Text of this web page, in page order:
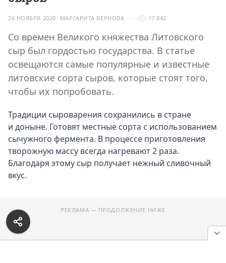
26 НОЯБРЯ 2020 МАРГАРИТА ВЕРНОВА 17 842
Со времен Великого княжества Литовского
сыр был гордостью государства. В статье
освещаются самые популярные и известные
литовские сорта сыров, которые стоят того,
чтобы их попробовать.
Традиции сыроварения сохранились в стране
и доныне. Готовят местные сорта с использованием
сычужного фермента. В процессе приготовления
творожную массу всегда нагревают 2 раза.
Благодаря этому сыр получает нежный сливочный
вкус.
РЕКЛАМА — ПРОДОЛЖЕНИЕ НИЖЕ